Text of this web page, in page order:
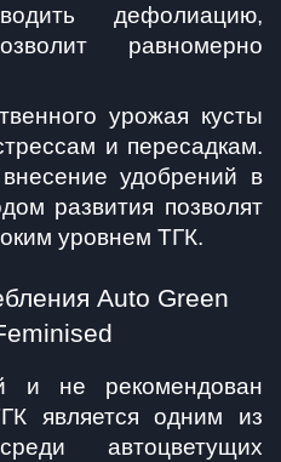
дефолиацию,
равномерно
урожая кусты
и пересадкам.
удобрений в
развития позволят
уровнем ТГК.
Auto Green
и не рекомендован
является одним из
автоцветущих